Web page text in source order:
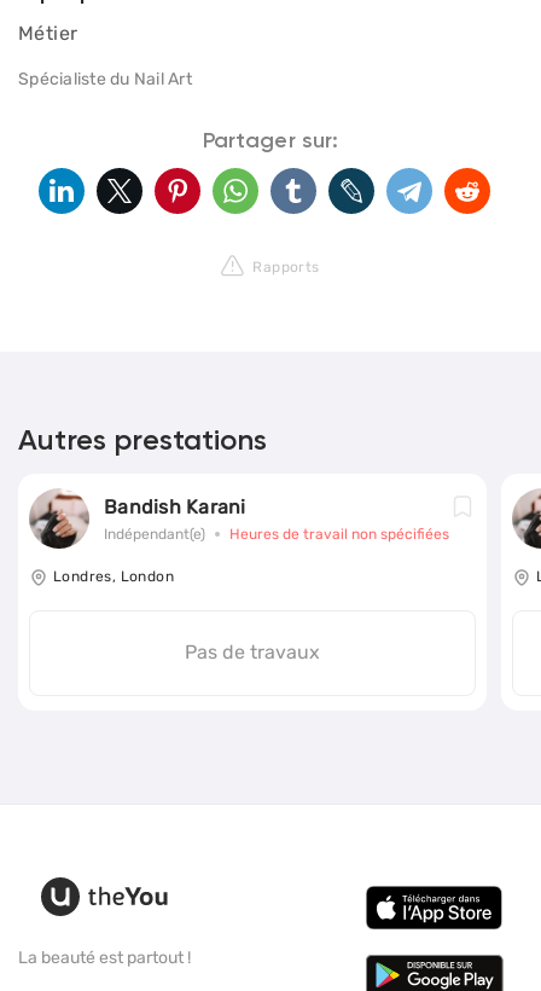
Métier
Spécialiste du Nail Art
Partager sur:
Rapports
Autres prestations
Bandish Karani
Indépendant(e) Heures de travail non spécifiées
Londres, London
Pas de travaux
La beauté est partout !